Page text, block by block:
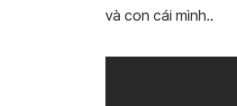
và con cái mình..